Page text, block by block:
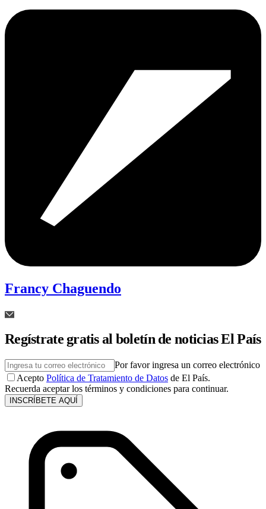
Francy Chaguendo
Regístrate gratis al boletín de noticias El País
Por favor ingresa un correo electrónico
Acepto Política de Tratamiento de Datos de El País.
Recuerda aceptar los términos y condiciones para continuar.
INSCRÍBETE AQUÍ